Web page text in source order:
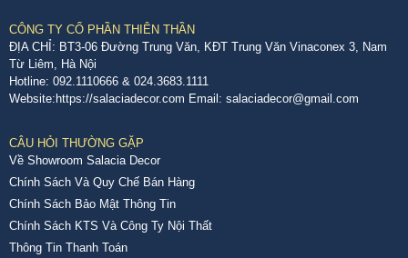
CÔNG TY CỔ PHẦN THIÊN THẦN
ĐỊA CHỈ: BT3-06 Đường Trung Văn, KĐT Trung Văn Vinaconex 3, Nam
Từ Liêm, Hà Nội
Hotline: 092.1110666 & 024.3683.1111
Website:https://salaciadecor.com Email: salaciadecor@gmail.com
CÂU HỎI THƯỜNG GẶP
Về Showroom Salacia Decor
Chính Sách Và Quy Chế Bán Hàng
Chính Sách Bảo Mật Thông Tin
Chính Sách KTS Và Công Ty Nội Thất
Thông Tin Thanh Toán